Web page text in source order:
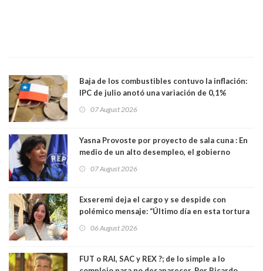
Baja de los combustibles contuvo la inflación:
IPC de julio anotó una variación de 0,1%
07 August 2026
Yasna Provoste por proyecto de sala cuna : En
medio de un alto desempleo, el gobierno
07 August 2026
Exseremi deja el cargo y se despide con
polémico mensaje: “Último día en esta tortura
06 August 2026
FUT o RAI, SAC y REX ?; de lo simple a lo